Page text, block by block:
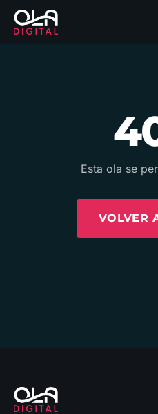
Esta ola se
VOLVER